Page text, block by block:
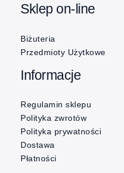
Sklep on-line
Biżuteria
Przedmioty Użytkowe
Informacje
Regulamin sklepu
Polityka zwrotów
Polityka prywatności
Dostawa
Płatności